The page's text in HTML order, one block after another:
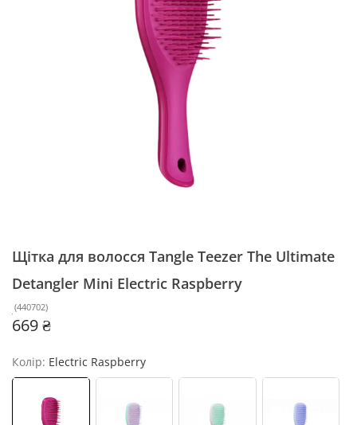
Щітка для волосся Tangle Teezer The Ultimate
Detangler Mini Electric Raspberry
(440702)
669 ₴
Колір: Electric Raspberry